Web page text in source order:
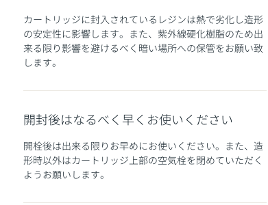
カートリッジに封入されているレジンは熱で劣化し造形
の安定性に影響します。また、紫外線硬化樹脂のため出
来る限り影響を避けるべく暗い場所への保管をお願い致
します。
開封後はなるべく早くお使いください
開栓後は出来る限りお早めにお使いください。また、造
形時以外はカートリッジ上部の空気栓を閉めていただく
ようお願いします。